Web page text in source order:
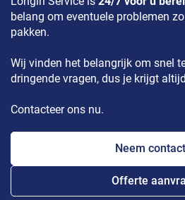
belang om eventuele problemen
pakken.
Wij vinden het belangrijk om snel
dringende vragen, dus je krijgt
Contacteer ons nu.
Neem
Offerte